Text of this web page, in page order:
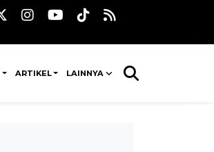
ARTIKEL LAINNYA